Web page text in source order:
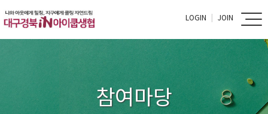
LOGIN JOIN
참여마당